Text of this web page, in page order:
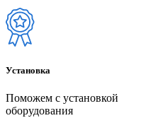
Установка
Поможем с установкой
оборудования